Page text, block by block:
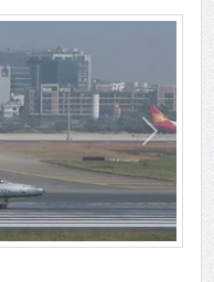
Next